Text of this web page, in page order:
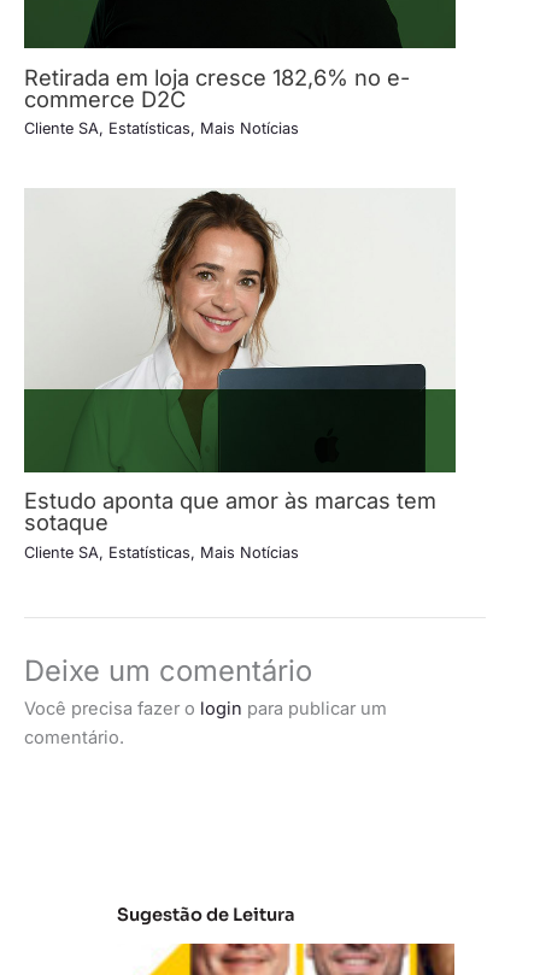
Retirada em loja cresce 182,6% no e-
commerce D2C
Cliente SA, Estatísticas, Mais Notícias
Estudo aponta que amor às marcas tem
sotaque
Cliente SA, Estatísticas, Mais Notícias
Deixe um comentário
Você precisa fazer o login para publicar um
comentário.
Sugestão de Leitura